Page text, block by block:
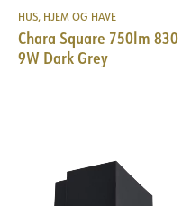
HUS, HJEM OG HAVE
Chara Square 750lm 830
9W Dark Grey